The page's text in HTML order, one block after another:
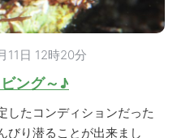
11日 12時20分
ング～♪
したコンディションだった
びり潜ることが出来まし